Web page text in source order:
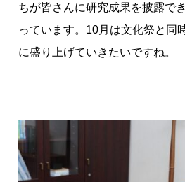
ちが皆さんに研究成果を披露で
っています。10月は文化祭と同
に盛り上げていきたいですね。